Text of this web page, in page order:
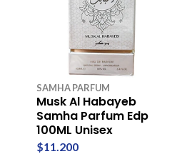
SAMHA PARFUM
Musk Al Habayeb
Samha Parfum Edp
100ML Unisex
$11.200